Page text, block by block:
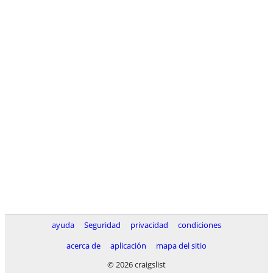
ayuda Seguridad privacidad
condiciones
acerca de
aplicación
mapa del sitio
© 2026 craigslist